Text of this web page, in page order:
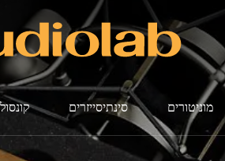
מוניטורים סינתיסייזרים